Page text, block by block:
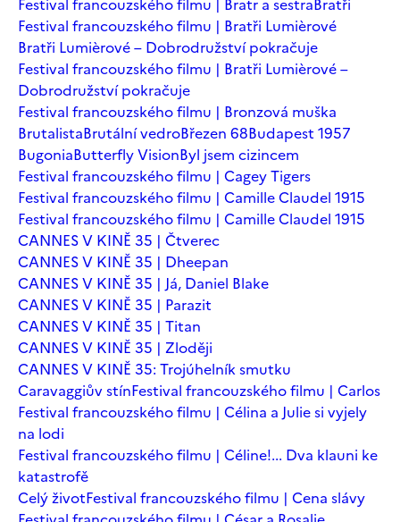
Festival francouzského filmu | Bratři Lumièrové
Bratři Lumièrové – Dobrodružství pokračuje
Festival francouzského filmu | Bratři Lumièrové –
Dobrodružství pokračuje
Festival francouzského filmu | Bronzová muška
BrutalistaBrutální vedroBřezen 68Budapest 1957
BugoniaButterfly VisionByl jsem cizincem
Festival francouzského filmu | Cagey Tigers
Festival francouzského filmu | Camille Claudel 1915
Festival francouzského filmu | Camille Claudel 1915
CANNES V KINĚ 35 | Čtverec
CANNES V KINĚ 35 | Dheepan
CANNES V KINĚ 35 | Já, Daniel Blake
CANNES V KINĚ 35 | Parazit
CANNES V KINĚ 35 | Titan
CANNES V KINĚ 35 | Zloději
CANNES V KINĚ 35: Trojúhelník smutku
Caravaggiův stínFestival francouzského filmu | Carlos
Festival francouzského filmu | Célina a Julie si vyjely
na lodi
Festival francouzského filmu | Céline!... Dva klauni ke
katastrofě
Celý životFestival francouzského filmu | Cena slávy